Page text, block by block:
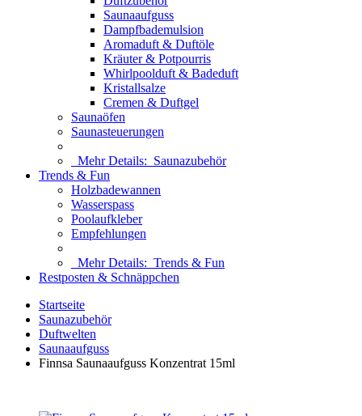
Saunaaufguss
Dampfbademulsion
Aromaduft & Duftöle
Kräuter & Potpourris
Whirlpoolduft & Badeduft
Kristallsalze
Cremen & Duftgel
Saunaöfen
Saunasteuerungen
Mehr Details: Saunazubehör
Trends & Fun
Holzbadewannen
Wasserspass
Poolaufkleber
Empfehlungen
Mehr Details: Trends & Fun
Restposten & Schnäppchen
Startseite
Saunazubehör
Duftwelten
Saunaaufguss
Finnsa Saunaaufguss Konzentrat 15ml